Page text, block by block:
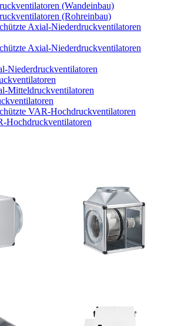
(Wandeinbau)
(Rohreinbau)
Axial-Niederdruckventilatoren
Axial-Niederdruckventilatoren
Niederdruckventilatoren
Mitteldruckventilatoren
VAR-Hochdruckventilatoren
Hochdruckventilatoren